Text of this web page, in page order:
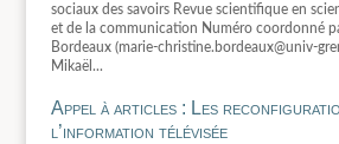
sociaux des savoirs Revue scientifique en
et de la communication Numéro coordonné
Bordeaux (marie-christine.bordeaux@univ-
Mikaël...
Appel à articles : Les
l’information télévisée